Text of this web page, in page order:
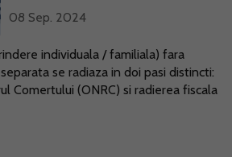
08 Sep. 2024
individuala / familiala) fara
se radiaza in doi pasi distincti:
Comertului (ONRC) si radierea fiscala